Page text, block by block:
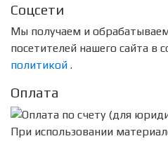
Соцсети
Мы получаем и
посетителей нашего сайта в
политикой .
Оплата
При использовании